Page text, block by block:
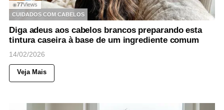
◉77Views
CUIDADOS COM CABELOS
Diga adeus aos cabelos brancos preparando esta
tintura caseira à base de um ingrediente comum
14/02/2026
Veja Mais